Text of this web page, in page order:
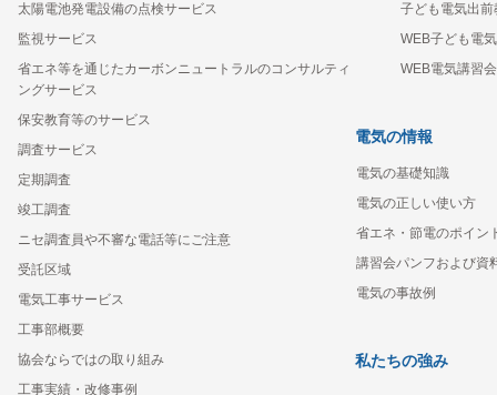
太陽電池発電設備の点検サービス
監視サービス
省エネ等を通じたカーボンニュートラルのコンサルティ
ングサービス
保安教育等のサービス
調査サービス
定期調査
竣工調査
ニセ調査員や不審な電話等にご注意
受託区域
電気工事サービス
工事部概要
協会ならではの取り組み
工事実績・改修事例
子ども電気出前
WEB子ども電
WEB電気講習
電気の情報
電気の基礎知識
電気の正しい使い方
省エネ・節電のポイン
講習会パンフおよび資
電気の事故例
私たちの強み